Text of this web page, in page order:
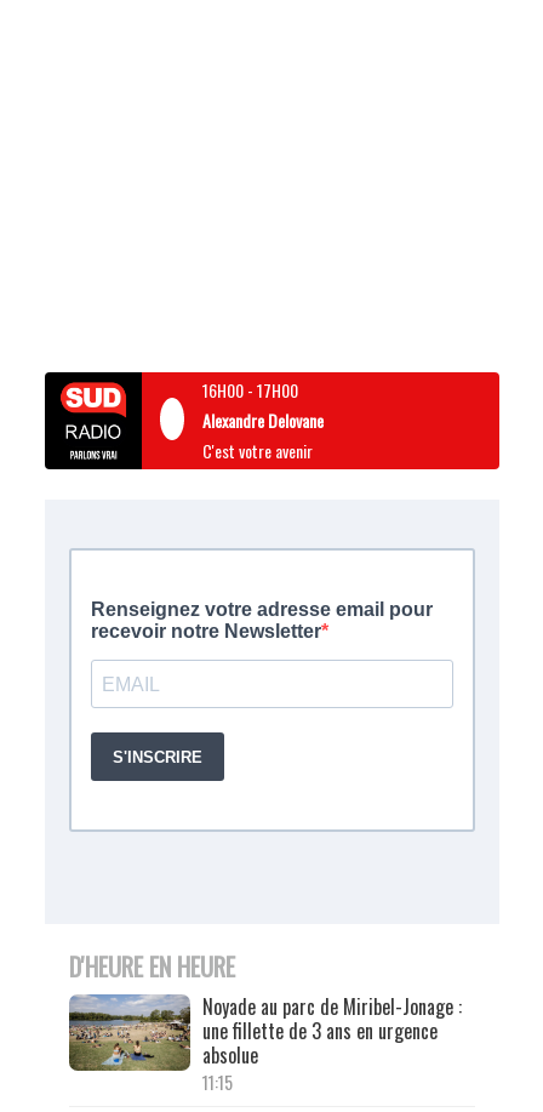
16H00-17H00
Alexandre Delovane
C'est votre avenir
D'HEURE EN HEURE
Noyade au parc de Miribel-Jonage :
une fillette de 3 ans en urgence
absolue
11:15